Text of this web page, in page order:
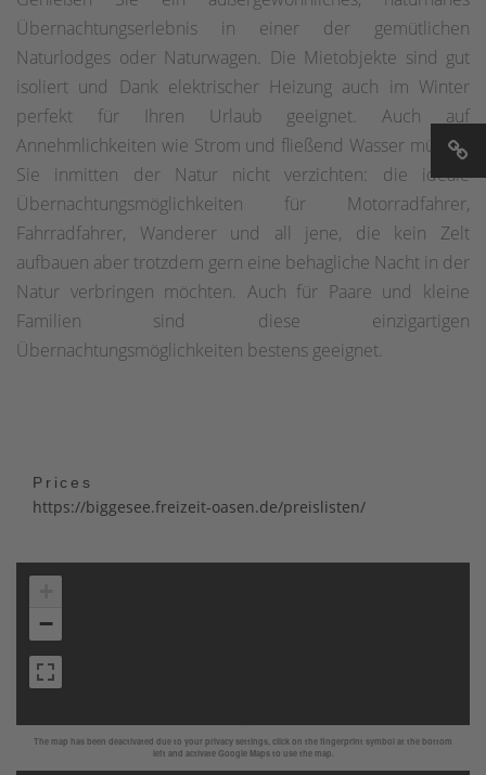
Übernachtungserlebnis in einer der gemütlichen
Naturlodges oder Naturwagen. Die Mietobjekte sind gut
isoliert und Dank elektrischer Heizung auch im Winter
perfekt für Ihren Urlaub geeignet. Auch auf
Annehmlichkeiten wie Strom und fließend Wasser müssen
Sie inmitten der Natur nicht verzichten: die ideale
Übernachtungsmöglichkeiten für Motorradfahrer,
Fahrradfahrer, Wanderer und all jene, die kein Zelt
aufbauen aber trotzdem gern eine behagliche Nacht in der
Natur verbringen möchten. Auch für Paare und kleine
Familien sind diese einzigartigen
Übernachtungsmöglichkeiten bestens geeignet.
Prices
https://biggesee.freizeit-oasen.de/preislisten/
The map has been deactivated due to your privacy settings, click on the fingerprint symbol at the bottom
left and activate Google Maps to use the map.
−